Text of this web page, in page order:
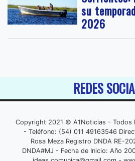
su
2026
REDES
Copyright 2021 © A1Noticias - Todos
- Teléfono: (54) 011 49163546
Rosa Meza Registro DNDA RE-
DNDA#MJ - Fecha de Inicio: Año